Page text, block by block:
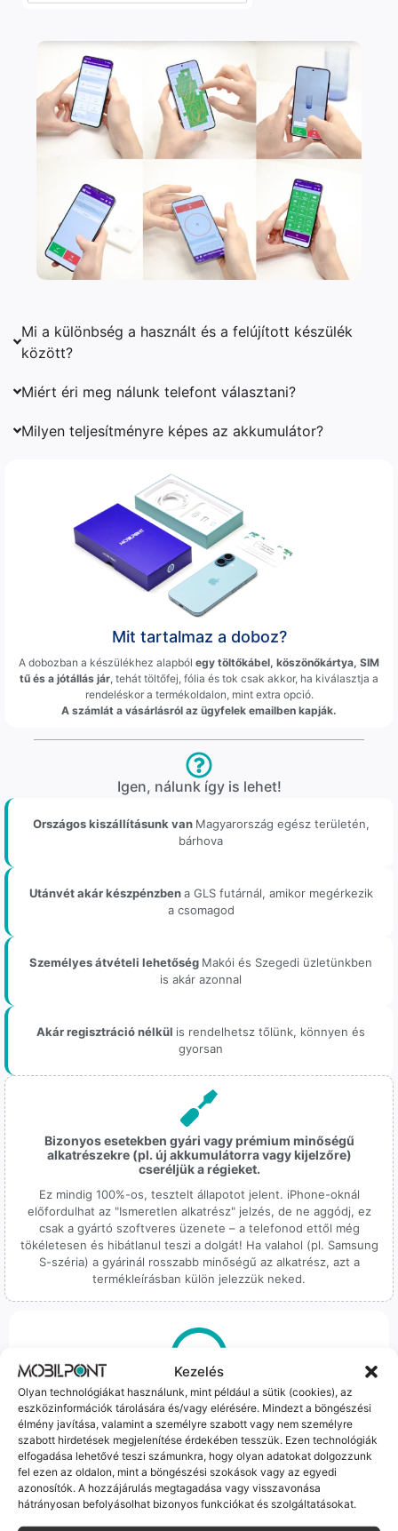
Kezelés
Olyan technológiákat használunk, mint például a sütik (cookies), az
eszközinformációk tárolására és/vagy elérésére. Mindezt a böngészési
élmény javítása, valamint a személyre szabott vagy nem személyre
szabott hirdetések megjelenítése érdekében tesszük. Ezen technológiák
elfogadása lehetővé teszi számunkra, hogy olyan adatokat dolgozzunk
fel ezen az oldalon, mint a böngészési szokások vagy az egyedi
azonosítók. A hozzájárulás megtagadása vagy visszavonása
hátrányosan befolyásolhat bizonyos funkciókat és szolgáltatásokat.
Mi a különbség a használt és a felújított készülék
között?
Miért éri meg nálunk telefont választani?
Milyen teljesítményre képes az akkumulátor?
Mit tartalmaz a doboz?
A dobozban a készülékhez alapból egy töltőkábel, köszönőkártya, SIM
tű és a jótállás jár , tehát töltőfej, fólia és tok csak akkor, ha kiválasztja a
rendeléskor a termékoldalon, mint extra opció.
A számlát a vásárlásról az ügyfelek emailben kapják.
Igen, nálunk így is lehet!
Országos kiszállításunk van Magyarország egész területén,
bárhova
Utánvét akár készpénzbena GLS futárnál, amikor megérkezik
a csomagod
Személyes átvételi lehetőség Makói és Szegedi üzletünkben
is akár azonnal
Akár regisztráció nélkül is rendelhetsz tőlünk, könnyen és
gyorsan
Bizonyos esetekben gyári vagy prémium minőségű
alkatrészekre (pl. új akkumulátorra vagy kijelzőre)
cseréljük a régieket.
Ez mindig 100%-os, tesztelt állapotot jelent. iPhone-oknál
előfordulhat az "Ismeretlen alkatrész" jelzés, de ne aggódj, ez
csak a gyártó szoftveres üzenete – a telefonod ettől még
tökéletesen és hibátlanul teszi a dolgát! Ha valahol (pl. Samsung
S-széria) a gyárinál rosszabb minőségű az alkatrész, azt a
termékleírásban külön jelezzük neked.
100% Elérhetőség
Sok éve a szegedi piac meghatározó szereplői vagyunk.
Nem egy arctalan webshop vagyunk: ha kérdésed van, élő
ember veszi fel a telefont, és személyesen is megtalálsz
minket Szegeden.